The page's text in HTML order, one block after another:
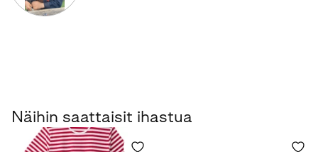
Näihin saattaisit ihastua